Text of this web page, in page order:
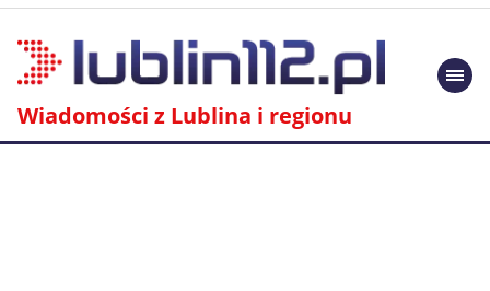
Wiadomości z Lublina i regionu